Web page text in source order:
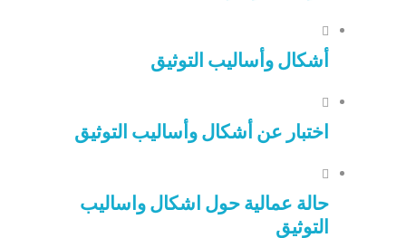
أشكال وأساليب التوثيق
اختبار عن أشكال وأساليب التوثيق
حالة عمالية حول اشكال واساليب
التوثيق